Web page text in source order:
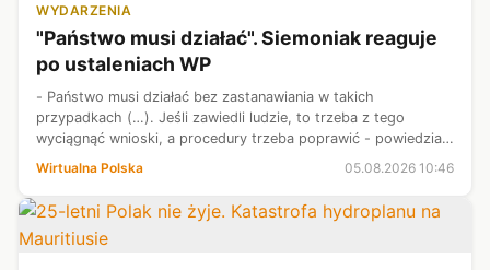
WYDARZENIA
"Państwo musi działać". Siemoniak reaguje
po ustaleniach WP
- Państwo musi działać bez zastanawiania w takich
przypadkach (…). Jeśli zawiedli ludzie, to trzeba z tego
wyciągnąć wnioski, a procedury trzeba poprawić - powiedział
Wirtualna Polska 05.08.2026 10:46